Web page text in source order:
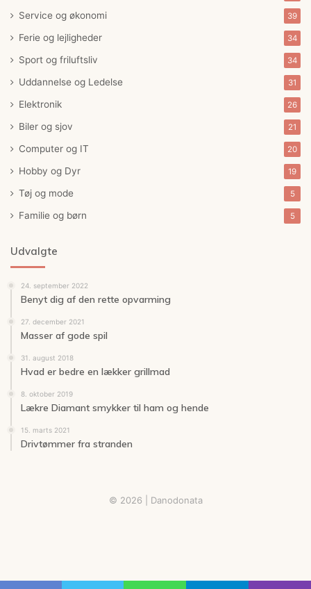
Service og økonomi 39
Ferie og lejligheder 34
Sport og friluftsliv 34
Uddannelse og Ledelse 31
Elektronik 26
Biler og sjov 21
Computer og IT 20
Hobby og Dyr 19
Tøj og mode 5
Familie og børn 5
Udvalgte
24. september 2022
Benyt dig af den rette opvarming
27. december 2021
Masser af gode spil
31. august 2018
Hvad er bedre en lækker grillmad
8. oktober 2019
Lækre Diamant smykker til ham og hende
15. marts 2021
Drivtømmer fra stranden
© 2026 | Danodonata